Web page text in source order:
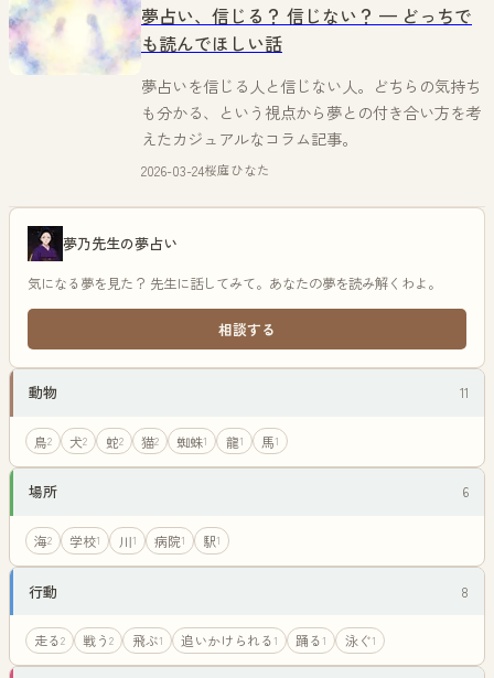
夢占い、信じる？ 信じない？ — どっちで
も読んでほしい話
夢占いを信じる人と信じない人。どちらの気持ち
も分かる、という視点から夢との付き合い方を考
えたカジュアルなコラム記事。
2026-03-24桜庭ひなた
夢乃先生の夢占い
気になる夢を見た？ 先生に話してみて。あなたの夢を読み解くわよ。
相談する
動物 11
鳥2 犬2 蛇2 猫2 蜘蛛1 龍1 馬1
場所 6
海2 学校1 川1 病院1 駅1
行動 8
走る2 戦う2 飛ぶ1 追いかけられる1 踊る1 泳ぐ1